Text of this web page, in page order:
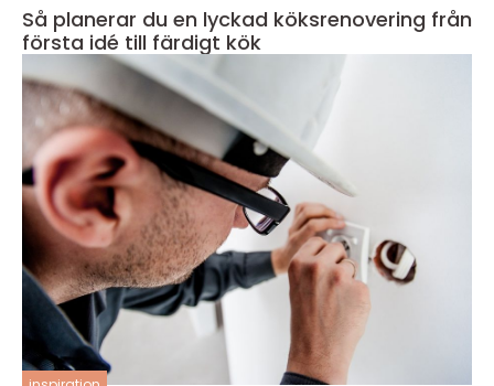
Så planerar du en lyckad köksrenovering från
första idé till färdigt kök